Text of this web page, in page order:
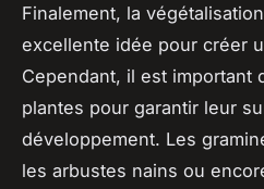
Finalement, la
excellente idée pour créer
Cependant, il est important
plantes pour garantir leur
développement. Les
les arbustes nains ou